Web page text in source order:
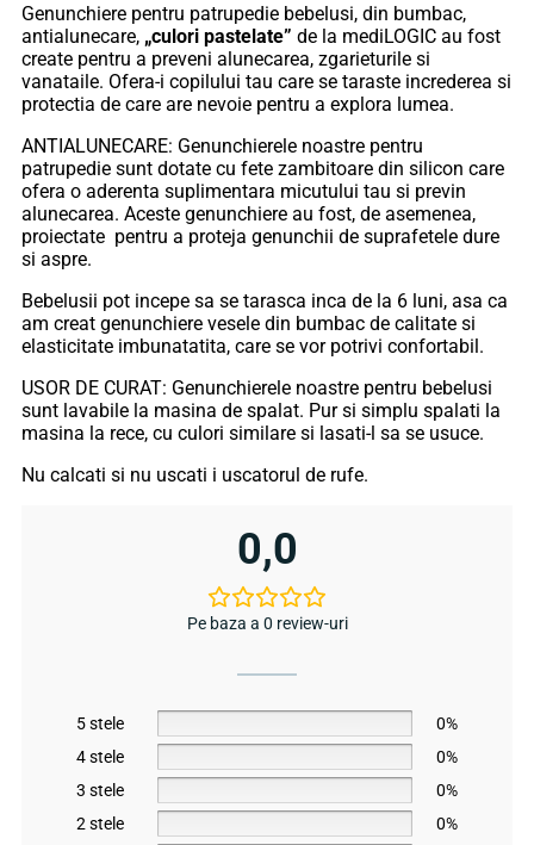
Genunchiere pentru patrupedie bebelusi, din bumbac,
antialunecare, „culori pastelate” de la mediLOGIC au fost
create pentru a preveni alunecarea, zgarieturile si
vanataile. Ofera-i copilului tau care se taraste increderea si
protectia de care are nevoie pentru a explora lumea.
ANTIALUNECARE: Genunchierele noastre pentru
patrupedie sunt dotate cu fete zambitoare din silicon care
ofera o aderenta suplimentara micutului tau si previn
alunecarea. Aceste genunchiere au fost, de asemenea,
proiectate pentru a proteja genunchii de suprafetele dure
si aspre.
Bebelusii pot incepe sa se tarasca inca de la 6 luni, asa ca
am creat genunchiere vesele din bumbac de calitate si
elasticitate imbunatatita, care se vor potrivi confortabil.
USOR DE CURAT: Genunchierele noastre pentru bebelusi
sunt lavabile la masina de spalat. Pur si simplu spalati la
masina la rece, cu culori similare si lasati-l sa se usuce.
Nu calcati si nu uscati i uscatorul de rufe.
0,0
Pe baza a 0 review-uri
5 stele
0%
4 stele
0%
3 stele
0%
2 stele
0%